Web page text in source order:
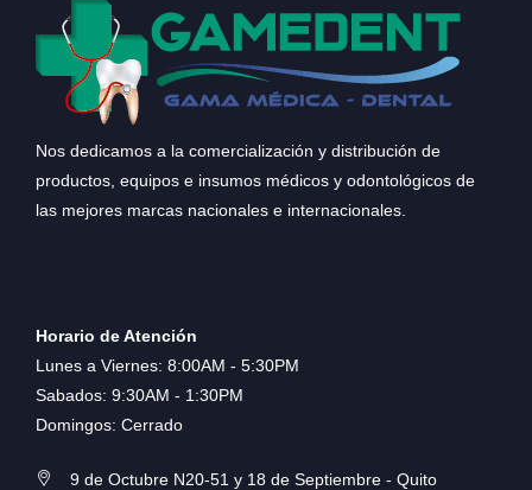
Nos dedicamos a la comercialización y distribución de
productos, equipos e insumos médicos y odontológicos de
las mejores marcas nacionales e internacionales.
Horario de Atención
Lunes a Viernes: 8:00AM - 5:30PM
Sabados: 9:30AM - 1:30PM
Domingos: Cerrado
9 de Octubre N20-51 y 18 de Septiembre - Quito